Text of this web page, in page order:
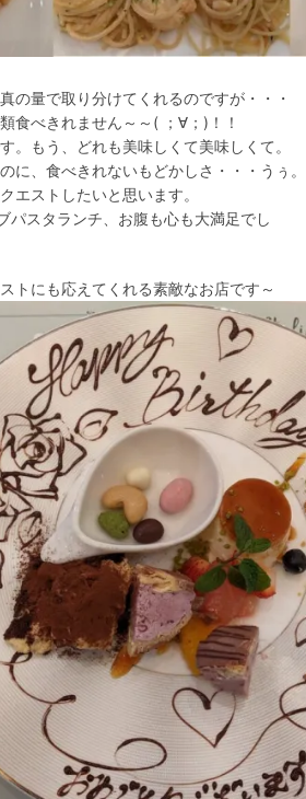
の量で取り分けてくれるのですが・・・
食べきれません～～( ；∀；)！！
。もう、どれも美味しくて美味しくて。
に、食べきれないもどかしさ・・・うぅ。
エストしたいと思います。
パスタランチ、お腹も心も大満足でし
トにも応えてくれる素敵なお店です～